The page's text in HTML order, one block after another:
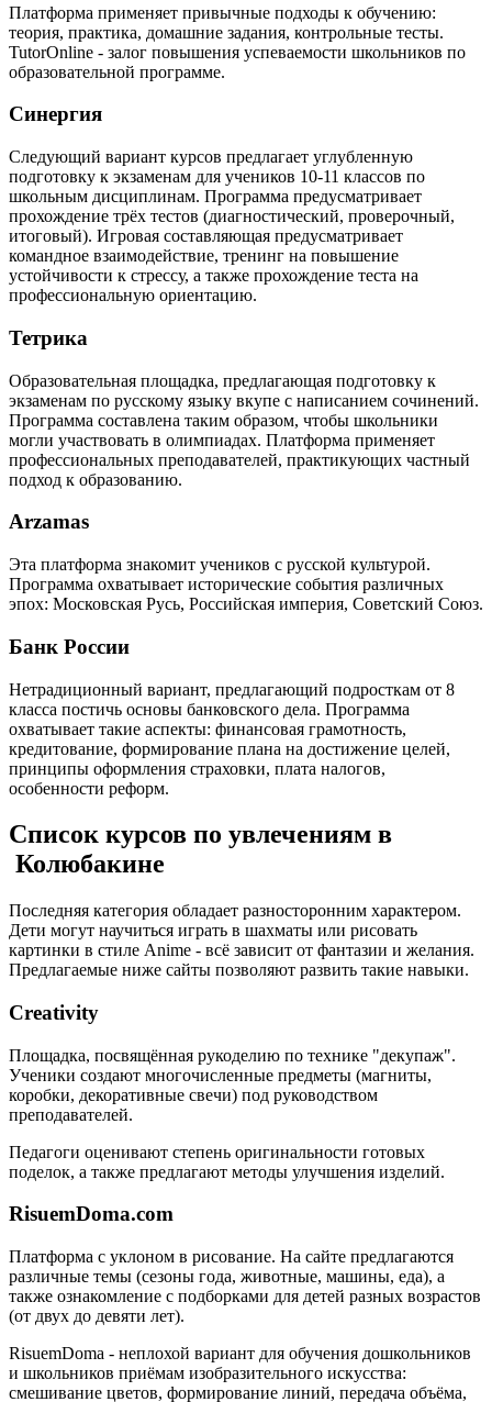
Платформа применяет привычные подходы к обучению:
теория, практика, домашние задания, контрольные тесты.
TutorOnline - залог повышения успеваемости школьников по
образовательной программе.
Синергия
Следующий вариант курсов предлагает углубленную
подготовку к экзаменам для учеников 10-11 классов по
школьным дисциплинам. Программа предусматривает
прохождение трёх тестов (диагностический, проверочный,
итоговый). Игровая составляющая предусматривает
командное взаимодействие, тренинг на повышение
устойчивости к стрессу, а также прохождение теста на
профессиональную ориентацию.
Тетрика
Образовательная площадка, предлагающая подготовку к
экзаменам по русскому языку вкупе с написанием сочинений.
Программа составлена таким образом, чтобы школьники
могли участвовать в олимпиадах. Платформа применяет
профессиональных преподавателей, практикующих частный
подход к образованию.
Arzamas
Эта платформа знакомит учеников с русской культурой.
Программа охватывает исторические события различных
эпох: Московская Русь, Российская империя, Советский Союз.
Банк России
Нетрадиционный вариант, предлагающий подросткам от 8
класса постичь основы банковского дела. Программа
охватывает такие аспекты: финансовая грамотность,
кредитование, формирование плана на достижение целей,
принципы оформления страховки, плата налогов,
особенности реформ.
Список курсов по увлечениям в
Колюбакине
Последняя категория обладает разносторонним характером.
Дети могут научиться играть в шахматы или рисовать
картинки в стиле Anime - всё зависит от фантазии и желания.
Предлагаемые ниже сайты позволяют развить такие навыки.
Creativity
Площадка, посвящённая рукоделию по технике "декупаж".
Ученики создают многочисленные предметы (магниты,
коробки, декоративные свечи) под руководством
преподавателей.
Педагоги оценивают степень оригинальности готовых
поделок, а также предлагают методы улучшения изделий.
RisuemDoma.com
Платформа с уклоном в рисование. На сайте предлагаются
различные темы (сезоны года, животные, машины, еда), а
также ознакомление с подборками для детей разных возрастов
(от двух до девяти лет).
RisuemDoma - неплохой вариант для обучения дошкольников
и школьников приёмам изобразительного искусства:
смешивание цветов, формирование линий, передача объёма,